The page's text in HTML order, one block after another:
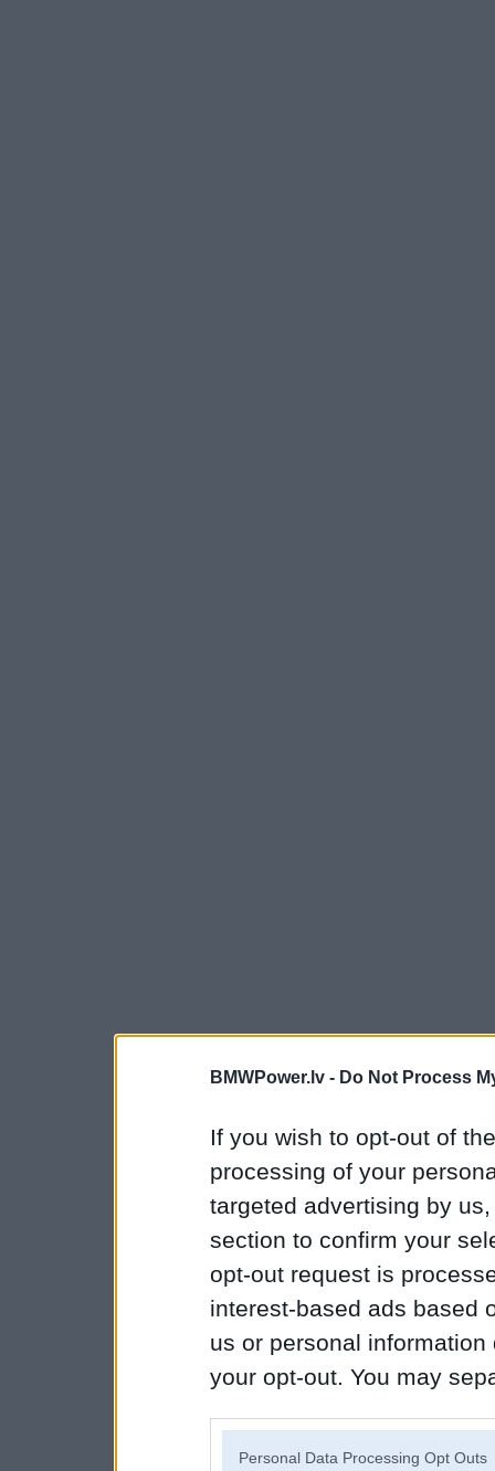
BMWPower.lv - Do Not Process
If you wish to opt-out of
processing of your
targeted advertising by
section to confirm your
opt-out request is
interest-based ads based
us or personal
your opt-out. You may
Personal Data Processing Opt Outs